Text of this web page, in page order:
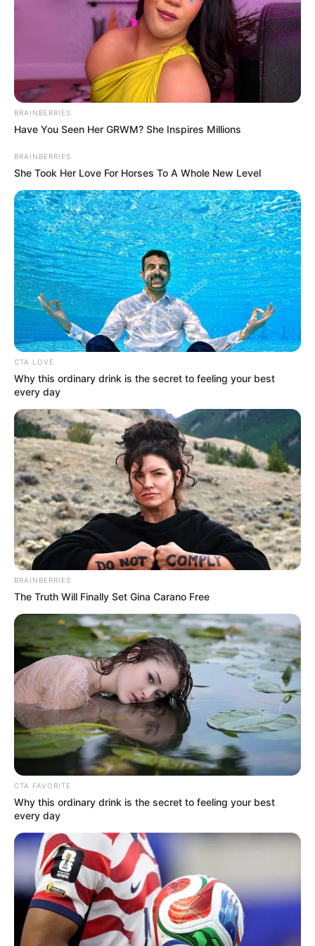
ΔΗΜΟΦΙΛΗ ΑΡΘΡΑ
Συνέντευξη Alexander Dugin σχολιάζοντας
τον λόγο Πούτιν: Είναι η έναρξη της
Νικηφόρας...
Κυριακή, 2 Οκτωβρίου 2022, 13:05
Συνέντευξη Alexander Dugin σχολιάζοντας τον...
ΕΠΕΙΓΟΝ: Στην απόφαση
ΑΠΑΓΟΡΕΥΣΗΣ rapid test από
τον Ε.Ο.Φ αναγράφεται
καθαρά ότι...
Έρχεται το μεγαλύτερο κραχ
στη σύγχρονη Ιστορία
Διέρρευσε η κρίσιμη
συμφωνία ΕΕ – Pfizer
Μια σημαντική και δίκαιη
ανάλυση της ομιλίας του
Πούτιν.. Ο οποίος δεν...
ΙΡΙΔΙΖΟΝΤΕΣ ΘΩΡΑΚΕΣ ΠΟΛΕΜΙΣΤΩΝ
ΑΝΤΑΝΑΚΛΟΥΝ ΤΟ ΦΩΣ ΣΤΟ ΣΤΕΡΕΩΜΑ
ΚΑΙ ΣΦΡΑΓΙΖΟΥΝ ΤΗΝ ΝΥΧΤΑ.
Δευτέρα, 24 Μαΐου 2021, 14:02
BRAINBERRIES
Have You Seen Her GRWM? She Inspires Millions
BRAINBERRIES
She Took Her Love For Horses To A Whole New Level
CTA LOVE
Why this ordinary drink is the secret to feeling your best
every day
BRAINBERRIES
The Truth Will Finally Set Gina Carano Free
CTA FAVORITE
Why this ordinary drink is the secret to feeling your best
every day